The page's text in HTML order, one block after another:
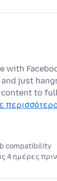
with
just
to
compatibility
4 ημέρες πριν